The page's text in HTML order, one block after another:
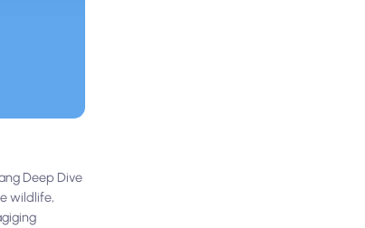
Deep Dive
wildlife,